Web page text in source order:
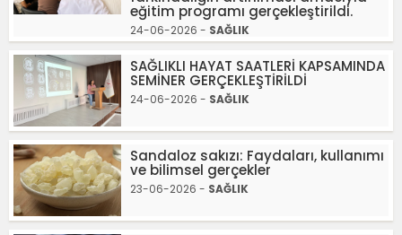
eğitim programı gerçekleştirildi.
24-06-2026 - SAĞLIK
SAĞLIKLI HAYAT SAATLERİ KAPSAMINDA
SEMİNER GERÇEKLEŞTİRİLDİ
24-06-2026 - SAĞLIK
Sandaloz sakızı: Faydaları, kullanımı
ve bilimsel gerçekler
23-06-2026 - SAĞLIK